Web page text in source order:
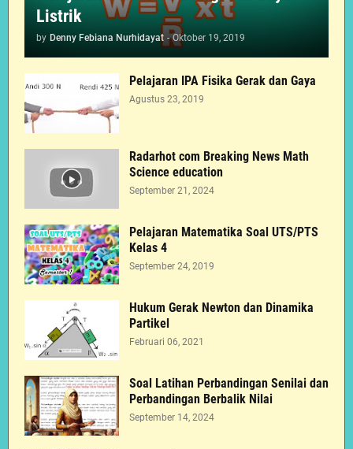
Listrik
by Denny Febiana Nurhidayat - Oktober 19, 2019
Pelajaran IPA Fisika Gerak dan Gaya
Agustus 23, 2019
Radarhot com Breaking News Math
Science education
September 21, 2024
Pelajaran Matematika Soal UTS/PTS
Kelas 4
September 24, 2019
Hukum Gerak Newton dan Dinamika
Partikel
Februari 06, 2021
Soal Latihan Perbandingan Senilai dan
Perbandingan Berbalik Nilai
September 14, 2024